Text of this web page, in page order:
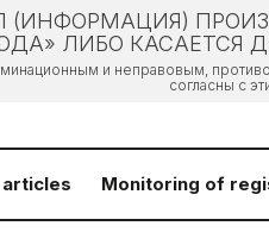
ЛИБО КАСАЕТСЯ
и неправовым,
согласны с
articles Monitoring of